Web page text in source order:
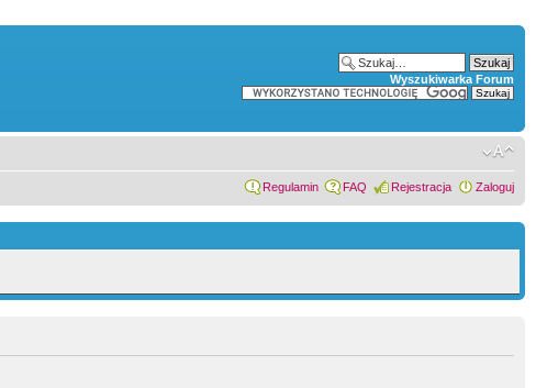
Wyszukiwarka Forum
Regulamin FAQ Rejestracja Zaloguj